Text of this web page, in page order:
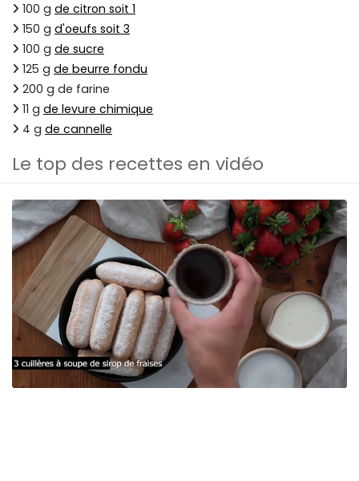
100 g de citron soit 1
150 g d'oeufs soit 3
100 g de sucre
125 g de beurre fondu
200 g de farine
11 g de levure chimique
4 g de cannelle
Le top des recettes en vidéo